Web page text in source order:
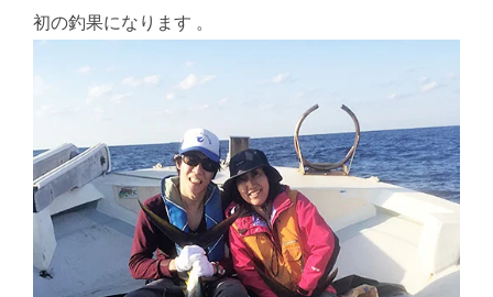
初の釣果になります 。